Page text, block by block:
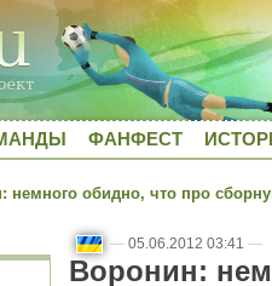
ФАНФЕСТ
немного обидно, что про
— 05.06.2012 03:41 —
Воронин: